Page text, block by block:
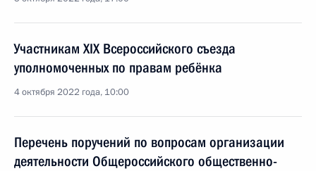
Участникам XIX Всероссийского съезда
уполномоченных по правам ребёнка
4 октября 2022 года, 10:00
Перечень поручений по вопросам организации
деятельности Общероссийского общественно-